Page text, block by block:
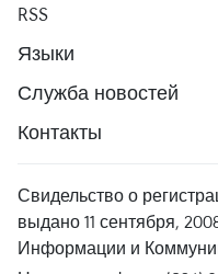
RSS
Языки
Служба новостей
Контакты
Свидельство о
выдано 11 сентября,
Информации и